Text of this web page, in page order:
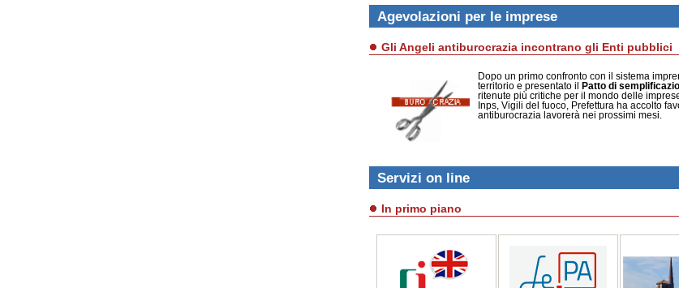
Agevolazioni per le imprese
Gli Angeli antiburocrazia incontrano gli Enti pubblici
Dopo un primo confronto con il sistema
territorio e presentato il
Patto di
ritenute più critiche per il mondo delle
Inps, Vigili del fuoco, Prefettura ha accolto
antiburocrazia lavorerà nei prossimi mesi.
Servizi on line
In primo piano